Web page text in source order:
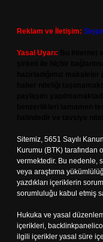
Reklam ve İletişim:
Yasal Uyarı:
Sitemiz, 5651 Sayılı
Kurumu (BTK) tarafından
vermektedir. Bu nedenle,
veya araştırma
yazdıkları içeriklerin
sorumluluğu kabul etmiş
Hukuka ve yasal
içerikleri,
ilgili içerikler yasal süre